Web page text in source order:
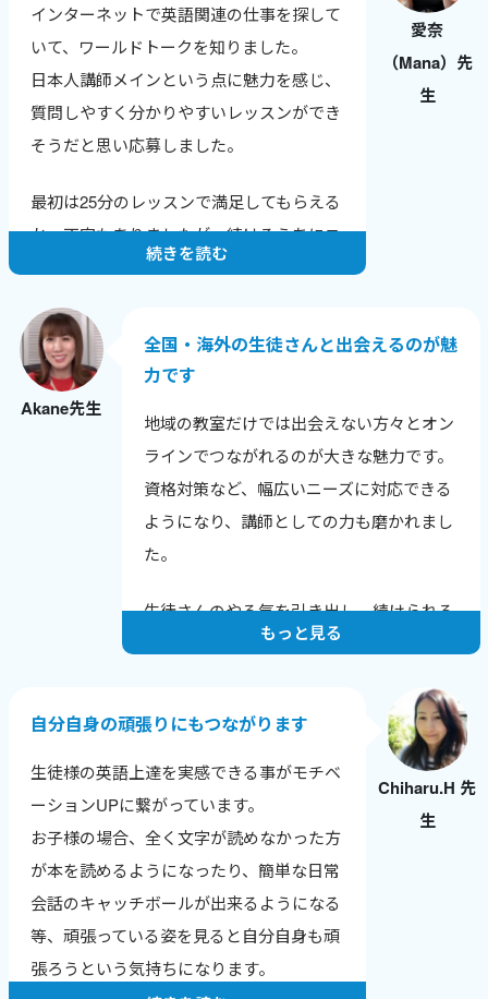
います。
純粋に生徒さんに英会話を教えることが楽
しいですし、いただく感想も励みになって
います。
自分の英語力も上がっていることがわかる
ので、さらにやる気に繋がります。
愛奈
（Mana）先
生
インターネットで英語関連の仕事を探して
いて、ワールドトークを知りました。
日本人講師メインという点に魅力を感じ、
質問しやすく分かりやすいレッスンができ
そうだと思い応募しました。
最初は25分のレッスンで満足してもらえる
か、不安もありましたが、続けるうちにニ
ュースやトレンドに敏感になり、生徒さん
色んな年齢や背景の生徒さんと話せること
が嬉しく、英語だけでなく新しい発見も多
いです。
生徒さんから「知りたかった！」と言われ
る瞬間が励みで、教えることで自分も成長
できるのが何よりの喜びです。
続きを読む
Akane先生
全国・海外の生徒さんと出会えるのが魅
力です
地域の教室だけでは出会えない方々とオン
ラインでつながれるのが大きな魅力です。
資格対策など、幅広いニーズに対応できる
ようになり、講師としての力も磨かれまし
た。
生徒さんのやる気を引き出し、続けられる
レッスンを心がけています。
達成に向けてサポートすることで、やる気
を保ち続けてもらえるようにしています。
英検合格やTOEICのスコアアップなど、成
果の報告をもらえるのが一番のやりがいで
す。
ワールドトークはレッスン数が数字で見え
るので、自分の頑張りが実感でき、モチベ
ーションにつながっています。
もっと見る
Chiharu.H 先
生
自分自身の頑張りにもつながります
生徒様の英語上達を実感できる事がモチベ
ーションUPに繋がっています。
お子様の場合、全く文字が読めなかった方
が本を読めるようになったり、簡単な日常
会話のキャッチボールが出来るようになる
等、頑張っている姿を見ると自分自身も頑
張ろうという気持ちになります。